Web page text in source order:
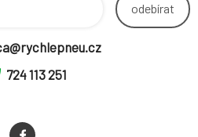
odebírat
724 113 251